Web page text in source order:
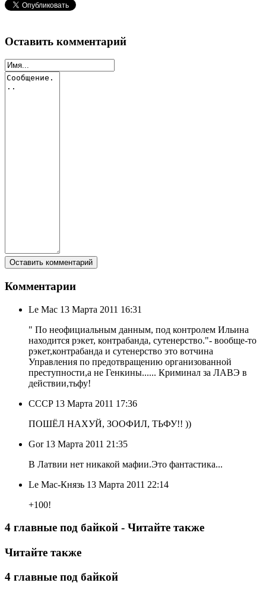
Оставить комментарий
Комментарии
Le Mac 13 Марта 2011 16:31
" По неофициальным данным, под контролем Ильина
находится рэкет, контрабанда, сутенерство."- вообще-то
рэкет,контрабанда и сутенерство это вотчина
Управления по предотвращению организованной
преступности,а не Генкины...... Криминал за ЛАВЭ в
действии,тьфу!
CCCP 13 Марта 2011 17:36
ПОШЁЛ НАХУЙ, ЗООФИЛ, ТЬФУ!! ))
Gor 13 Марта 2011 21:35
В Латвии нет никакой мафии.Это фантастика...
Le Mac-Князь 13 Марта 2011 22:14
+100!
4 главные под байкой - Читайте также
Читайте также
4 главные под байкой